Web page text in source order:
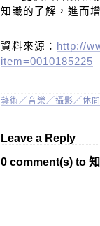
知識的了解，進而
資料來源： http://
item=0010185225
藝術／音樂／攝影／休閒
Leave a Reply
0 comment(s) to